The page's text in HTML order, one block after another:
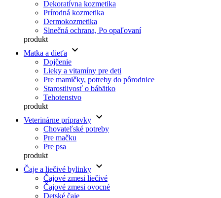
Dekoratívna kozmetika
Prírodná kozmetika
Dermokozmetika
Slnečná ochrana, Po opaľovaní
produkt
Matka a dieťa
keyboard_arrow_down
Dojčenie
Lieky a vitamíny pre deti
Pre mamičky, potreby do pôrodnice
Starostlivosť o bábätko
Tehotenstvo
produkt
Veterinárne prípravky keyboard_arrow_down
Chovateľské potreby
Pre mačku
Pre psa
produkt
Čaje a liečivé bylinky keyboard_arrow_down
Čajové zmesi liečivé
Čajové zmesi ovocné
Detské čaje